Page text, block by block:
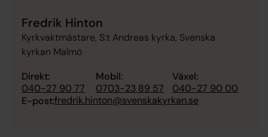
Fredrik Hinton
Kyrkvaktmästare, S:t Andreas kyrka, Svenska
kyrkan Malmö
Direkt:
040-27 90 77
Mobil:
0703-23 89 57
Växel:
040-27 90 00
E-post:fredrik.hinton@svenskakyrkan.se